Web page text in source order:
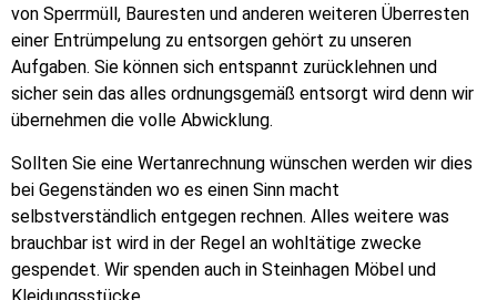
von Sperrmüll, Bauresten und anderen weiteren Überresten
einer Entrümpelung zu entsorgen gehört zu unseren
Aufgaben. Sie können sich entspannt zurücklehnen und
sicher sein das alles ordnungsgemäß entsorgt wird denn wir
übernehmen die volle Abwicklung.
Sollten Sie eine Wertanrechnung wünschen werden wir dies
bei Gegenständen wo es einen Sinn macht
selbstverständlich entgegen rechnen. Alles weitere was
brauchbar ist wird in der Regel an wohltätige zwecke
gespendet. Wir spenden auch in Steinhagen Möbel und